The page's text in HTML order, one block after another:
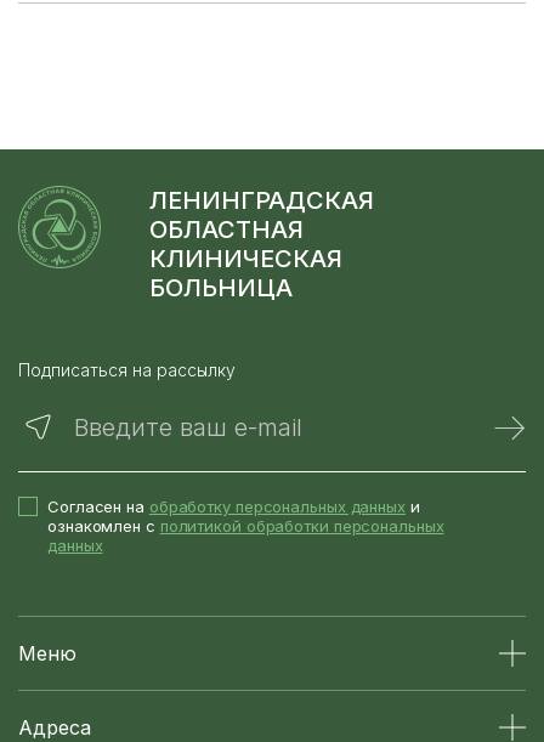
ЛЕНИНГРАДСКАЯ
ОБЛАСТНАЯ
КЛИНИЧЕСКАЯ
БОЛЬНИЦА
Подписаться на рассылку
Введите ваш e-mail
Согласен на обработку персональных данных и
ознакомлен с политикой обработки персональных
данных
Меню
Адреса